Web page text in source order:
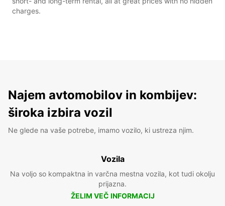
charges.
Najem avtomobilov in kombijev:
široka izbira vozil
Ne glede na vaše potrebe, imamo vozilo, ki ustreza njim.
Vozila
Na voljo so kompaktna in varčna mestna vozila, kot tudi okolju
prijazna.
ŽELIM VEČ INFORMACIJ